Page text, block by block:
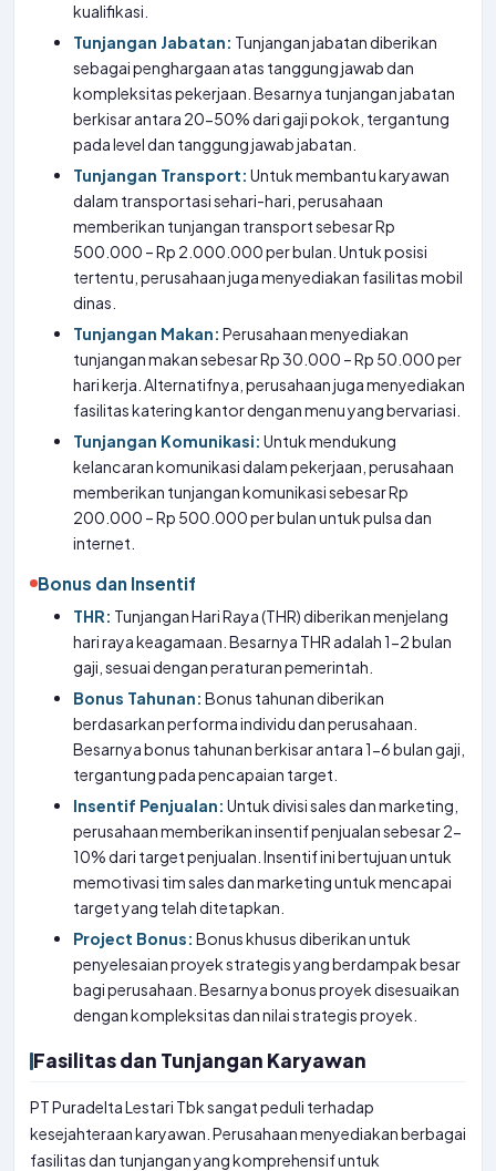
kualifikasi.
Tunjangan Jabatan: Tunjangan jabatan diberikan
sebagai penghargaan atas tanggung jawab dan
kompleksitas pekerjaan. Besarnya tunjangan jabatan
berkisar antara 20-50% dari gaji pokok, tergantung
pada level dan tanggung jawab jabatan.
Tunjangan Transport: Untuk membantu karyawan
dalam transportasi sehari-hari, perusahaan
memberikan tunjangan transport sebesar Rp
500.000 – Rp 2.000.000 per bulan. Untuk posisi
tertentu, perusahaan juga menyediakan fasilitas mobil
dinas.
Tunjangan Makan: Perusahaan menyediakan
tunjangan makan sebesar Rp 30.000 – Rp 50.000 per
hari kerja. Alternatifnya, perusahaan juga menyediakan
fasilitas katering kantor dengan menu yang bervariasi.
Tunjangan Komunikasi: Untuk mendukung
kelancaran komunikasi dalam pekerjaan, perusahaan
memberikan tunjangan komunikasi sebesar Rp
200.000 – Rp 500.000 per bulan untuk pulsa dan
internet.
Bonus dan Insentif
THR: Tunjangan Hari Raya (THR) diberikan menjelang
hari raya keagamaan. Besarnya THR adalah 1-2 bulan
gaji, sesuai dengan peraturan pemerintah.
Bonus Tahunan: Bonus tahunan diberikan
berdasarkan performa individu dan perusahaan.
Besarnya bonus tahunan berkisar antara 1-6 bulan gaji,
tergantung pada pencapaian target.
Insentif Penjualan: Untuk divisi sales dan marketing,
perusahaan memberikan insentif penjualan sebesar 2-
10% dari target penjualan. Insentif ini bertujuan untuk
memotivasi tim sales dan marketing untuk mencapai
target yang telah ditetapkan.
Project Bonus: Bonus khusus diberikan untuk
penyelesaian proyek strategis yang berdampak besar
bagi perusahaan. Besarnya bonus proyek disesuaikan
dengan kompleksitas dan nilai strategis proyek.
Fasilitas dan Tunjangan Karyawan
PT Puradelta Lestari Tbk sangat peduli terhadap
kesejahteraan karyawan. Perusahaan menyediakan berbagai
fasilitas dan tunjangan yang komprehensif untuk